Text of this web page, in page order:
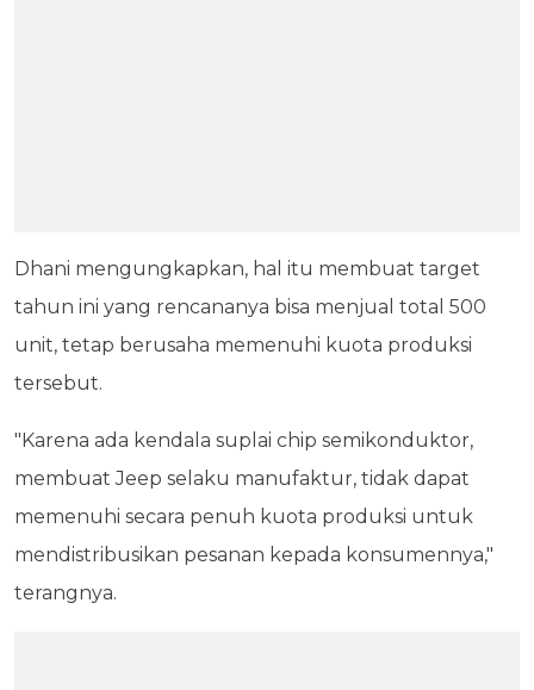
Dhani mengungkapkan, hal itu membuat target
tahun ini yang rencananya bisa menjual total 500
unit, tetap berusaha memenuhi kuota produksi
tersebut.
"Karena ada kendala suplai chip semikonduktor,
membuat Jeep selaku manufaktur, tidak dapat
memenuhi secara penuh kuota produksi untuk
mendistribusikan pesanan kepada konsumennya,"
terangnya.